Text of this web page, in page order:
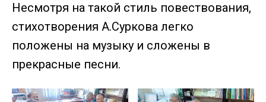
Несмотря на такой стиль повествования,
стихотворения А.Суркова легко
положены на музыку и сложены в
прекрасные песни.